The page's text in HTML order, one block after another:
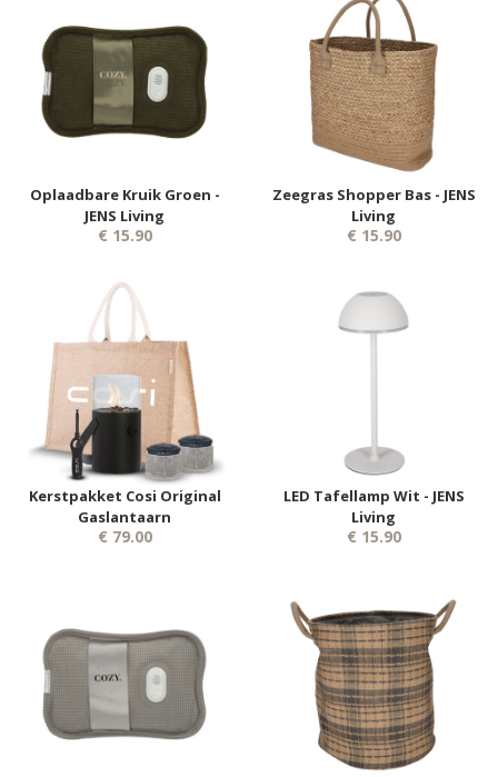
Oplaadbare Kruik Groen -
JENS Living
€ 15.90
Zeegras Shopper Bas - JENS
Living
€ 15.90
Kerstpakket Cosi Original
Gaslantaarn
€ 79.00
LED Tafellamp Wit - JENS
Living
€ 15.90